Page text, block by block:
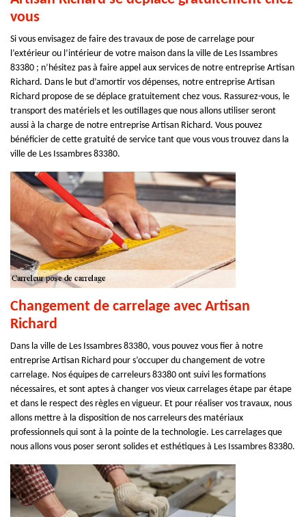
vous
Si vous envisagez de faire des travaux de pose de carrelage pour
l’extérieur ou l’intérieur de votre maison dans la ville de Les Issambres
83380 ; n’hésitez pas à faire appel aux services de notre entreprise Artisan
Richard. Dans le but d’amortir vos dépenses, notre entreprise Artisan
Richard propose de se déplace gratuitement chez vous. Rassurez-vous, le
transport des matériels et les outillages que nous allons utiliser seront
aussi à la charge de notre entreprise Artisan Richard. Vous pouvez
bénéficier de cette gratuité de service tant que vous vous trouvez dans la
ville de Les Issambres 83380.
Changement de carrelage avec Artisan
Richard
Dans la ville de Les Issambres 83380, vous pouvez vous fier à notre
entreprise Artisan Richard pour s’occuper du changement de votre
carrelage. Nos équipes de carreleurs 83380 ont suivi les formations
nécessaires, et sont aptes à changer vos vieux carrelages étape par étape
et dans le respect des règles en vigueur. Et pour réaliser vos travaux, nous
allons mettre à la disposition de nos carreleurs des matériaux
professionnels qui sont à la pointe de la technologie. Les carrelages que
nous allons vous poser seront solides et esthétiques à Les Issambres 83380.